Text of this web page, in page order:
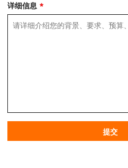
详细信息 *